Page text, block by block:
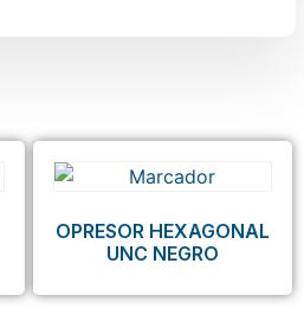
OPRESOR HEXAGONAL
UNC NEGRO